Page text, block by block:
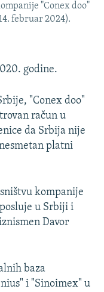
"Conex doo"
februar 2024).
godine.
"Conex doo"
račun u
da Srbija nije
platni
kompanije
u Srbiji i
Davor
baza
i "Sinoimex" u